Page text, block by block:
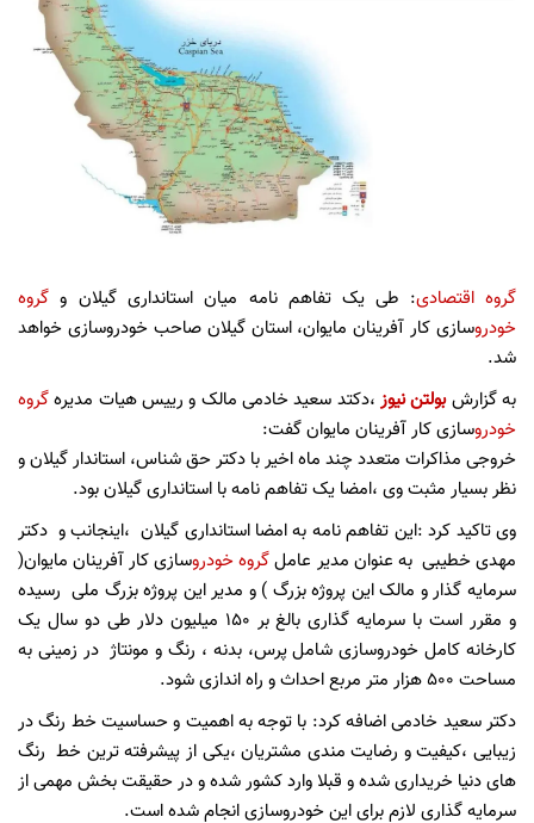
گروه اقتصادی: طی یک تفاهم نامه میان استانداری گیلان و گروه
خودروسازی کار آفرینان مایوان، استان گیلان صاحب خودروسازی خواهد
شد.
به گزارشبولتن نیوز ،دکتد سعید خادمی مالک و رییس هیات مدیرهگروه
خودروسازی کار آفرینان مایوان گفت:
خروجی مذاکرات متعدد چند ماه اخیر با دکتر حق شناس، استاندار گیلان و
نظر بسیار مثبت وی ،امضا یک تفاهم نامه با استانداری گیلان بود.
وی تاکید کرد :این تفاهم نامه به امضا استانداری گیلان ،اینجانب و دکتر
مهدی خطیبی به عنوان مدیر عاملگروه خودروسازی کار آفرینان مایوان(
سرمایه گذار و مالک این پروژه بزرگ ) و مدیر این پروژه بزرگ ملی رسیده
و مقرر است با سرمایه گذاری بالغ بر ۱۵۰ میلیون دلار طی دو سال یک
کارخانه کامل خودروسازی شامل پرس، بدنه ، رنگ و مونتاژ در زمینی به
مساحت ۵۰۰ هزار متر مربع احداث و راه اندازی شود.
دکتر سعید خادمی اضافه کرد: با توجه به اهمیت و حساسیت خط رنگ در
زیبایی ،کیفیت و رضایت مندی مشتریان ،یکی از پیشرفته ترین خط رنگ
های دنیا خریداری شده و قبلا وارد کشور شده و در حقیقت بخش مهمی از
سرمایه گذاری لازم برای این خودروسازی انجام شده است.